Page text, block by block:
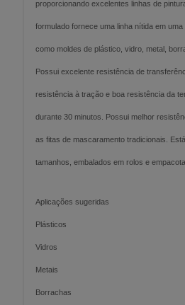
proporcionando excelentes linhas de
formulado fornece uma linha nítida em
como moldes de plástico, vidro, metal,
Possui excelente resistência de
resistência à tração e boa resistência da
durante 30 minutos. Possui melhor
as fitas de mascaramento tradicionais.
tamanhos, embalados em rolos e
Aplicações sugeridas
Plásticos
Vidros
Metais
Borrachas